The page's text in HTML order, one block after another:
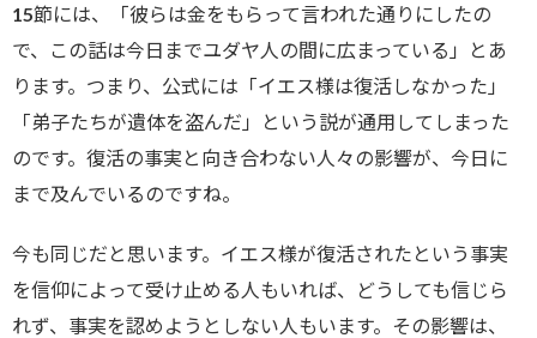
15節には、「彼らは金をもらって言われた通りにしたの
で、この話は今日までユダヤ人の間に広まっている」とあ
ります。つまり、公式には「イエス様は復活しなかった」
「弟子たちが遺体を盗んだ」という説が通用してしまった
のです。復活の事実と向き合わない人々の影響が、今日に
まで及んでいるのですね。
今も同じだと思います。イエス様が復活されたという事実
を信仰によって受け止める人もいれば、どうしても信じら
れず、事実を認めようとしない人もいます。その影響は、